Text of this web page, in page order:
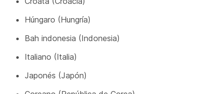
Húngaro (Hungría)
Bah indonesia (Indonesia)
Italiano (Italia)
Japonés (Japón)